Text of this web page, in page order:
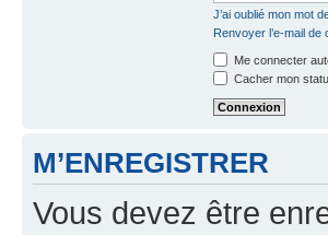
J’ai oublié mon mot
Renvoyer l’e-mail de
Me connecter
Cacher mon
M’ENREGISTRER
Vous devez être